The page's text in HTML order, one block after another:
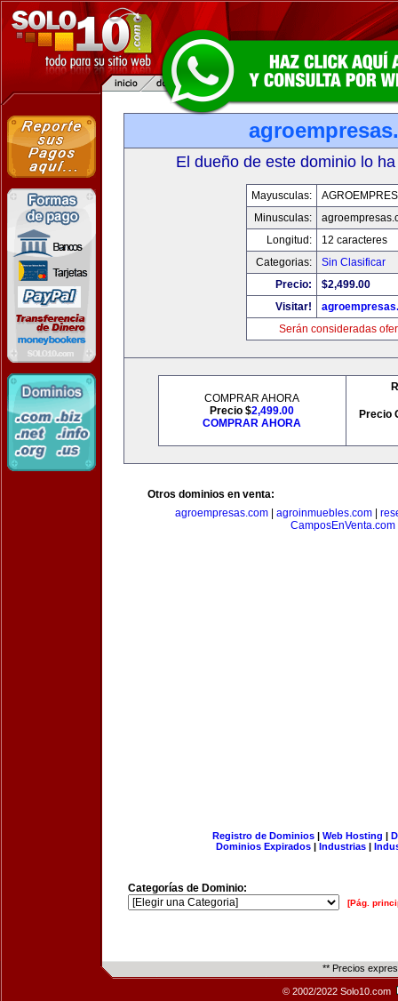
El dueño de este dominio lo
Mayusculas:
Minusculas:
Longitud:
12 caracteres
Categorias:
Sin Clasificar
Precio:
$2,499.00
Visitar!
Serán consideradas
COMPRAR AHORA
Precio $2,499.00
COMPRAR AHORA
Precio
Otros dominios en venta:
agroempresas.com
agroinmuebles.com
CamposEnVenta.com
Registro de Dominios| Web Hosting |
Dominios Expirados | Industrias |
Categorías de Dominio:
[Pág.
** Precios
© 2002/2022 Solo10.com